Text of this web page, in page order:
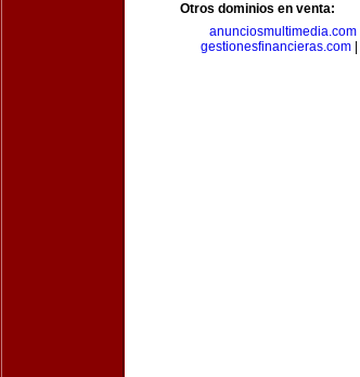
Otros dominios en venta:
anunciosmultimedia.com
gestionesfinancieras.com